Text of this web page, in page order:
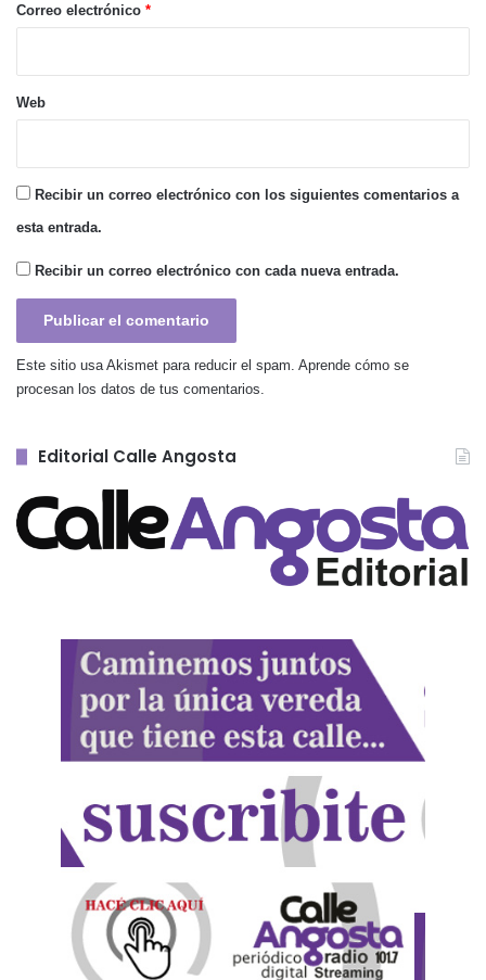
*
Correo electrónico *
Web
Recibir un correo electrónico con los siguientes comentarios a
esta entrada.
Recibir un correo electrónico con cada nueva entrada.
Este sitio usa Akismet para reducir el spam. Aprende cómo se
procesan los datos de tus comentarios.
Editorial Calle Angosta